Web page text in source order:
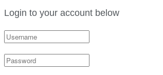
Login to your account below